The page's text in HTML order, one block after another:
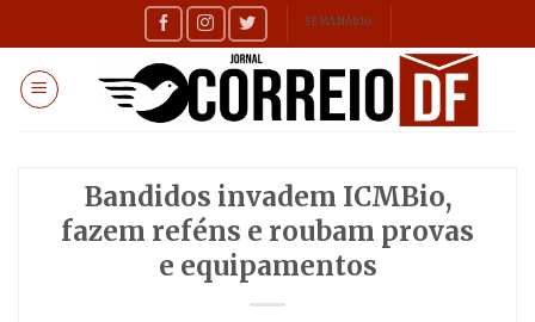
to
content
SEMANÁRIO
Bandidos invadem ICMBio,
fazem reféns e roubam provas
e equipamentos